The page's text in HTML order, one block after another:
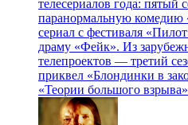
телесериалов года: пятый
паранормальную
сериал с фестиваля
драму «Фейк». Из
телепроектов — третий
приквел «Блондинки в
«Теории большого